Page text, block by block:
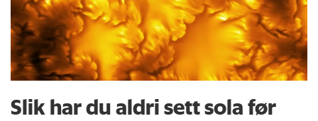
Slik har du aldri sett sola før